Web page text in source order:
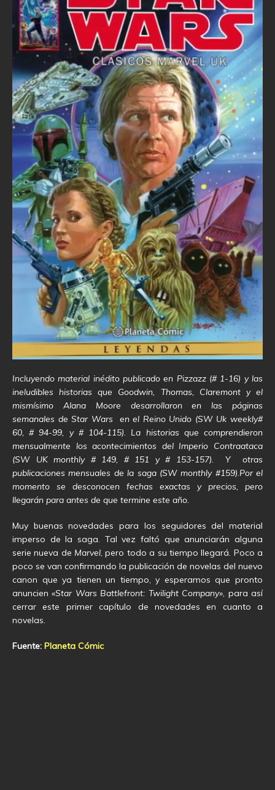
Incluyendo material inédito publicado en Pizzazz (# 1-16) y las
ineludibles historias que Goodwin, Thomas, Claremont y el
mismísimo Alana Moore desarrollaron en las páginas
semanales de Star Wars en el Reino Unido (SW Uk weekly#
60, # 94-99, y # 104-115). La historias que comprendieron
mensualmente los acontecimientos del Imperio Contraataca
(SW UK monthly # 149, # 151 y # 153-157). Y otras
publicaciones mensuales de la saga (SW monthly #159).Por el
momento se desconocen fechas exactas y precios, pero
llegarán para antes de que termine este año.
Muy buenas novedades para los seguidores del material
imperso de la saga. Tal vez faltó que anunciarán alguna
serie nueva de Marvel, pero todo a su tiempo llegará. Poco a
poco se van confirmando la publicación de novelas del nuevo
canon que ya tienen un tiempo, y esperamos que pronto
anuncien«Star Wars Battlefront: Twilight Company», para así
cerrar este primer capítulo de novedades en cuanto a
novelas.
Fuente: Planeta Cómic